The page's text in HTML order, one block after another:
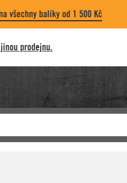
všechny balíky od 1 500 Kč
prodejnu.